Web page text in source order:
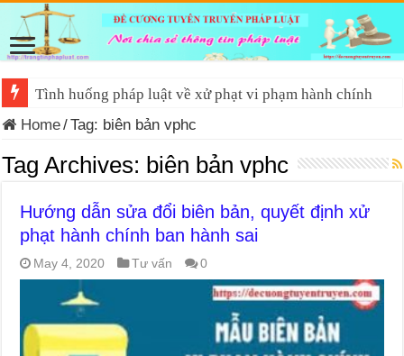
Tình huống pháp luật về xử phạt vi phạm hành chính
Home/Tag: biên bản vphc
Tag Archives: biên bản vphc
Hướng dẫn sửa đổi biên bản, quyết định xử
phạt hành chính ban hành sai
May 4, 2020 Tư vấn 0